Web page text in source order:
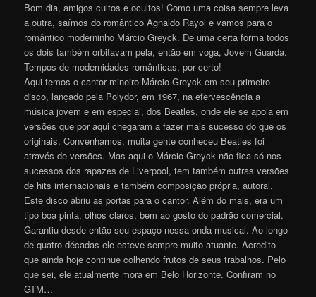
Bom dia, amigos cultos e ocultos! Como uma coisa sempre leva
a outra, saímos do romântico Agnaldo Rayol e vamos para o
romântico moderninho Márcio Greyck. De uma certa forma todos
os dois também orbitavam pela, então em voga, Jovem Guarda.
Tempos de modernidades românticas, por certo!
Aqui temos o cantor mineiro Márcio Greyck em seu primeiro
disco, lançado pela Polydor, em 1967, na efervescência a
música jovem e em especial, dos Beatles, onde ele se apoia em
versões que por aqui chegaram a fazer mais sucesso do que os
originais. Convenhamos, muita gente conheceu Beatles foi
através de versões. Mas aqui o Márcio Greyck não fica só nos
sucessos dos rapazes de Liverpool, tem também outras versões
de hits internacionais e também composição própria, autoral.
Este disco abriu as portas para o cantor. Além do mais, era um
tipo boa pinta, olhos claros, bem ao gosto do padrão comercial.
Garantiu desde então seu espaço nessa onda musical. Ao longo
de quatro décadas ele esteve sempre muito atuante. Acredito
que ainda hoje continue colhendo frutos de seus trabalhos. Pelo
que sei, ele atualmente mora em Belo Horizonte. Confiram no
GTM…